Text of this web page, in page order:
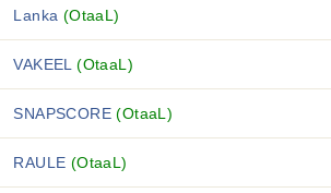
Lanka (OtaaL)
VAKEEL(OtaaL)
SNAPSCORE(OtaaL)
RAULE (OtaaL)